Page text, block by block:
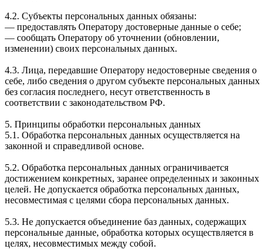
4.2. Субъекты персональных данных обязаны:
— предоставлять Оператору достоверные данные о себе;
— сообщать Оператору об уточнении (обновлении,
изменении) своих персональных данных.
4.3. Лица, передавшие Оператору недостоверные сведения о
себе, либо сведения о другом субъекте персональных данных
без согласия последнего, несут ответственность в
соответствии с законодательством РФ.
5. Принципы обработки персональных данных
5.1. Обработка персональных данных осуществляется на
законной и справедливой основе.
5.2. Обработка персональных данных ограничивается
достижением конкретных, заранее определенных и законных
целей. Не допускается обработка персональных данных,
несовместимая с целями сбора персональных данных.
5.3. Не допускается объединение баз данных, содержащих
персональные данные, обработка которых осуществляется в
целях, несовместимых между собой.